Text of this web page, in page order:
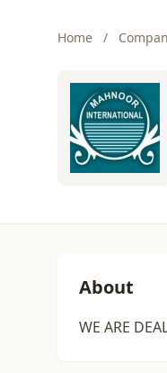
Home /
About
WE ARE